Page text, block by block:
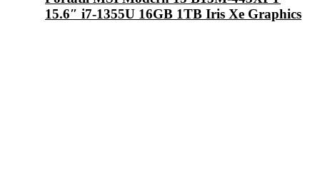
15.6″ i7-1355U 16GB 1TB Iris Xe Graphics